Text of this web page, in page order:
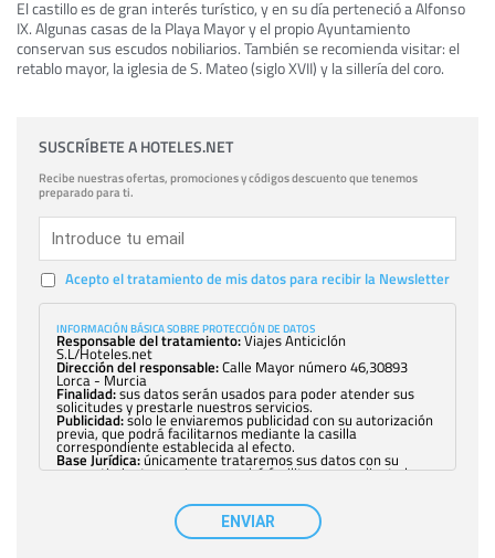
El castillo es de gran interés turístico, y en su día perteneció a Alfonso
IX. Algunas casas de la Playa Mayor y el propio Ayuntamiento
conservan sus escudos nobiliarios. También se recomienda visitar: el
retablo mayor, la iglesia de S. Mateo (siglo XVII) y la sillería del coro.
SUSCRÍBETE A HOTELES.NET
Recibe nuestras ofertas, promociones y códigos descuento que tenemos
preparado para ti.
Acepto el tratamiento de mis datos para recibir la Newsletter
INFORMACIÓN BÁSICA SOBRE PROTECCIÓN DE DATOS
Responsable del tratamiento:Viajes Anticiclón
S.L/Hoteles.net
Dirección del responsable:Calle Mayor número 46,30893
Lorca - Murcia
Finalidad:sus datos serán usados para poder atender sus
solicitudes y prestarle nuestros servicios.
Publicidad:solo le enviaremos publicidad con su autorización
previa, que podrá facilitarnos mediante la casilla
correspondiente establecida al efecto.
Base Jurídica:únicamente trataremos sus datos con su
consentimiento previo, que podrá facilitarnos mediante la
con carácter general, sólo el personal de
nuestra entidad que esté debidamente autorizado podrá
tener conocimiento de la información que le pedimos. No se
comunicarán datos a terceros.
ENVIAR